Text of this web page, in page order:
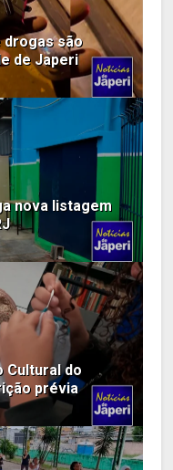
drogas são
de Japeri
nova listagem
Cultural do
prévia